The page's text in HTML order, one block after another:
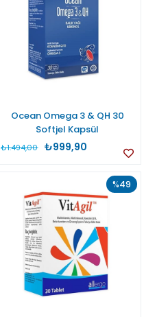
Ocean Omega 3 & QH 30
Softjel Kapsül
₺999,90
₺1.494,00
%49